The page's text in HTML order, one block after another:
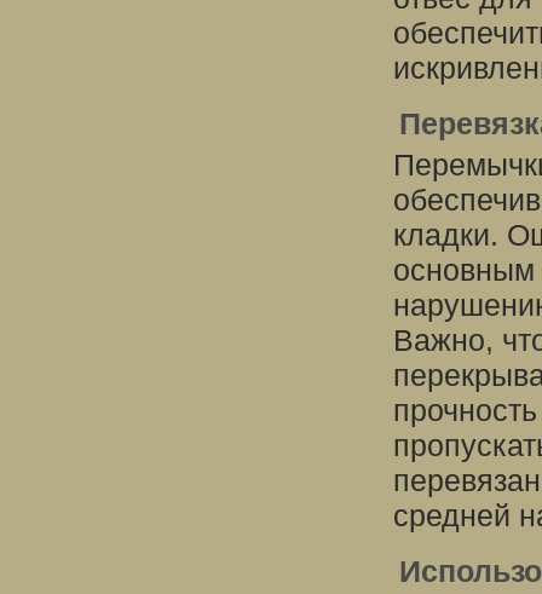
кладки.
основным
Важно,
средней